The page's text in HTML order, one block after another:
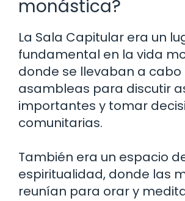
monástica?
La Sala Capitular era un
fundamental en la vida
donde se llevaban a cabo
asambleas para discutir
importantes y tomar
comunitarias.
También era un espacio
espiritualidad, donde las
reunían para orar y